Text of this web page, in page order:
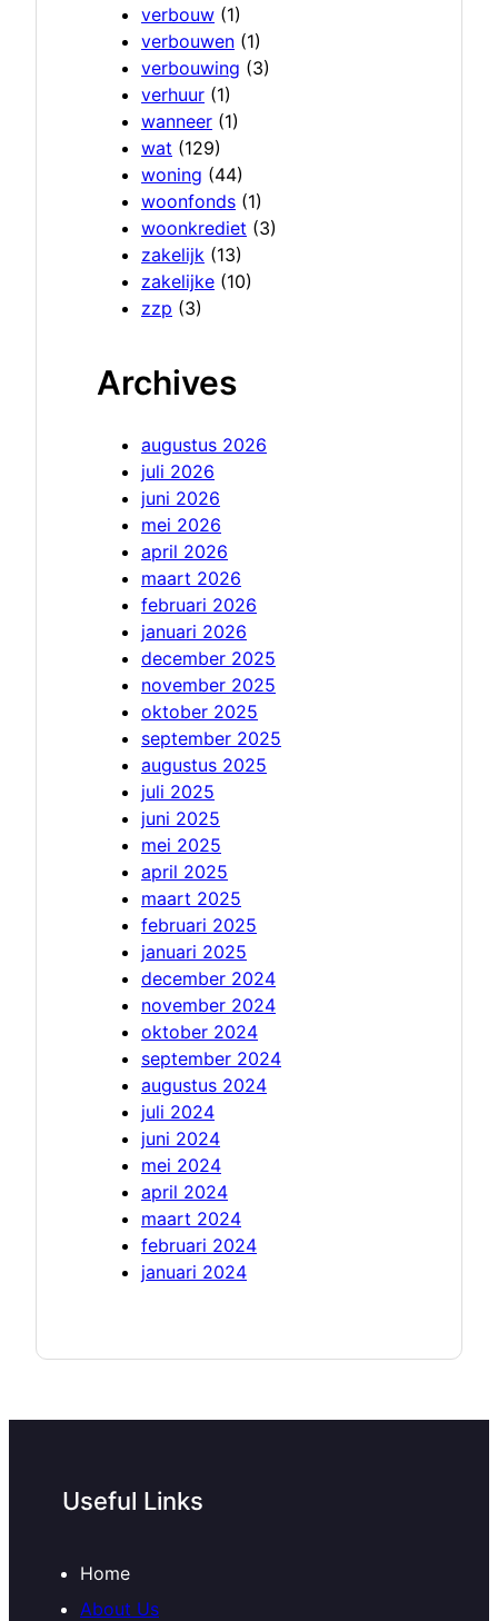
verbouw (1)
verbouwen (1)
verbouwing (3)
verhuur (1)
wanneer (1)
wat (129)
woning (44)
woonfonds (1)
woonkrediet (3)
zakelijk (13)
zakelijke (10)
zzp (3)
Archives
augustus 2026
juli 2026
juni 2026
mei 2026
april 2026
maart 2026
februari 2026
januari 2026
december 2025
november 2025
oktober 2025
september 2025
augustus 2025
juli 2025
juni 2025
mei 2025
april 2025
maart 2025
februari 2025
januari 2025
december 2024
november 2024
oktober 2024
september 2024
augustus 2024
juli 2024
juni 2024
mei 2024
april 2024
maart 2024
februari 2024
januari 2024
Useful Links
Home
About Us